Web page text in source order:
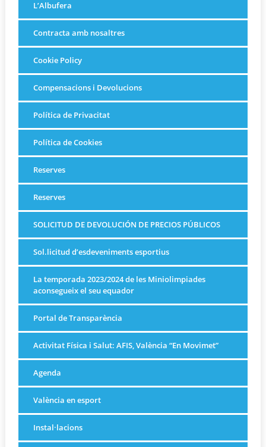
L’Albufera
Contracta amb nosaltres
Cookie Policy
Compensacions i Devolucions
Política de Privacitat
Política de Cookies
Reserves
Reserves
SOLICITUD DE DEVOLUCIÓN DE PRECIOS PÚBLICOS
Sol.licitud d’esdeveniments esportius
La temporada 2023/2024 de les Miniolimpiades
aconsegueix el seu equador
Portal de Transparència
Activitat Física i Salut: AFIS, València “En Movimet”
Agenda
València en esport
Instal·lacions